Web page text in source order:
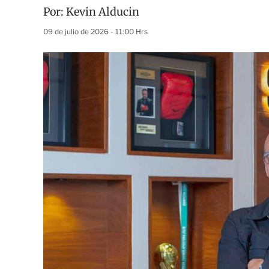
Por: Kevin Alducin
09 de julio de 2026 - 11:00 Hrs